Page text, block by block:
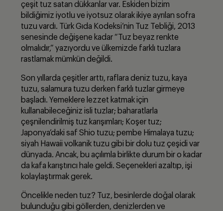
çeşit tuz satan dükkanlar var. Eskiden bizim
bildiğimiz iyotlu ve iyotsuz olarak ikiye ayrılan sofra
tuzu vardı. Türk Gıda Kodeksi’nin Tuz Tebliği, 2013
senesinde değişene kadar “Tuz beyaz renkte
olmalıdır,” yazıyordu ve ülkemizde farklı tuzlara
rastlamak mümkün değildi.
Son yıllarda çeşitler arttı, raflara deniz tuzu, kaya
tuzu, salamura tuzu derken farklı tuzlar girmeye
başladı. Yemeklere lezzet katmak için
kullanabileceğiniz isli tuzlar; baharatlarla
çeşnilendirilmiş tuz karışımları; Koşer tuz;
Japonya’daki saf Shio tuzu; pembe Himalaya tuzu;
siyah Hawaii volkanik tuzu gibi bir dolu tuz çeşidi var
dünyada. Ancak, bu açılımla birlikte durum bir o kadar
da kafa karıştırıcı hale geldi. Seçenekleri azaltıp, işi
kolaylaştırmak gerek.
Öncelikle neden tuz? Tuz, besinlerde doğal olarak
bulunduğu gibi göllerden, denizlerden ve